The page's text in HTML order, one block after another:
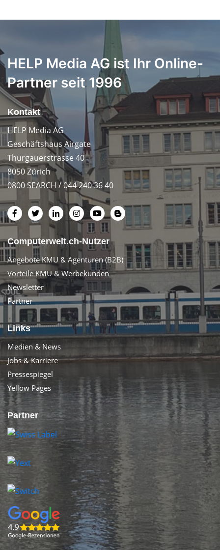
HELP Media AG ist Ihr Online-
Partner seit 1996
Kontakt
HELP Media AG
Geschäftshaus Airgate
Thurgauerstrasse 40
8050 Zürich
0800 SEARCH / 044 240 36 40
Computerwelt.ch-Nutzer
Angebote KMU & Agenturen (B2B)
Vorteile KMU & Werbekunden
Newsletter
Partner
Links
Medien & News
Jobs & Karriere
Pressespiegel
Yellow Pages
Partner